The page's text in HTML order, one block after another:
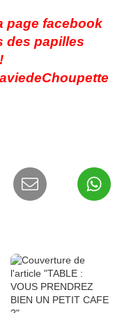
page facebook
des papilles